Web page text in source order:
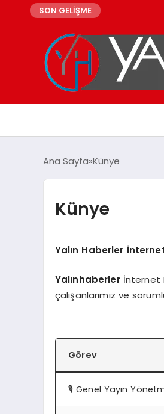
SON GELİŞME
Ana Sayfa Künye
Künye
Yalın Haberler
Yalınhaberlerİnternet
çalışanlarımız ve
Görev
🎙️ Genel Yayın